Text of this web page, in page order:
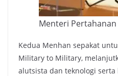
Menteri
Kedua Menhan sepakat
Military to Military,
alutsista dan teknologi